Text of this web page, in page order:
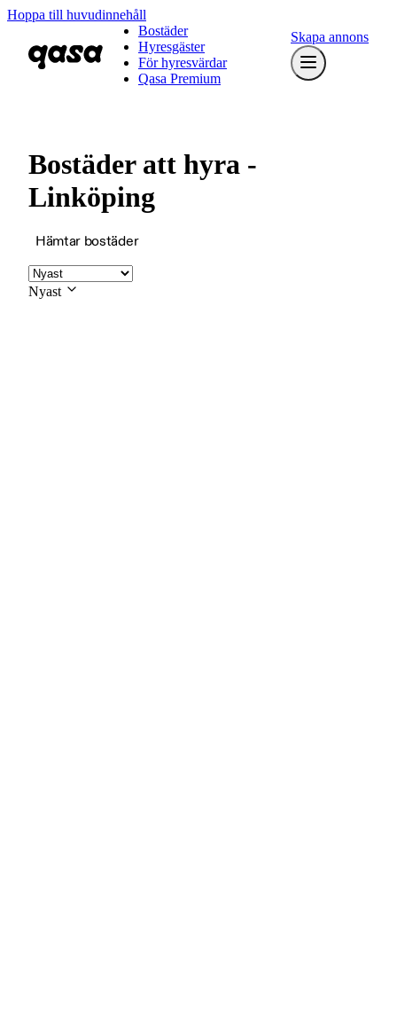
Hoppa till huvudinnehåll
Bostäder
Hyresgäster
För hyresvärdar
Qasa Premium
Skapa annons
Bostäder att hyra -
Linköping
Hämtar bostäder
Nyast